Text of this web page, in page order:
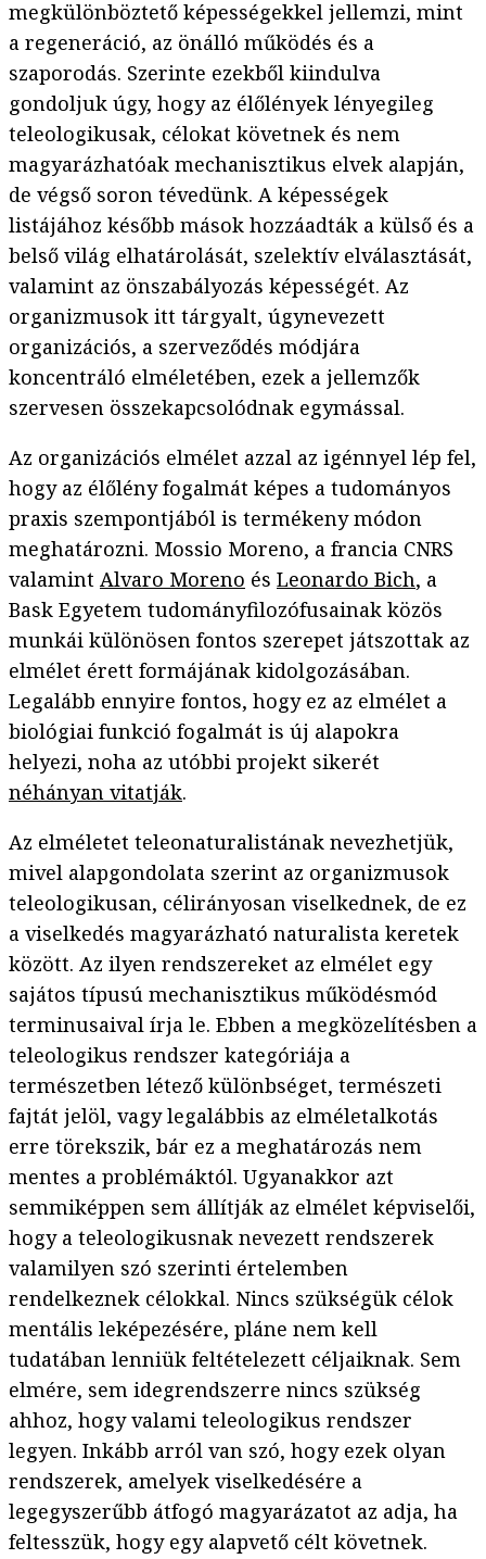
megkülönböztető képességekkel jellemzi, mint
a regeneráció, az önálló működés és a
szaporodás. Szerinte ezekből kiindulva
gondoljuk úgy, hogy az élőlények lényegileg
teleologikusak, célokat követnek és nem
magyarázhatóak mechanisztikus elvek alapján,
de végső soron tévedünk. A képességek
listájához később mások hozzáadták a külső és a
belső világ elhatárolását, szelektív elválasztását,
valamint az önszabályozás képességét. Az
organizmusok itt tárgyalt, úgynevezett
organizációs, a szerveződés módjára
koncentráló elméletében, ezek a jellemzők
szervesen összekapcsolódnak egymással.
Az organizációs elmélet azzal az igénnyel lép fel,
hogy az élőlény fogalmát képes a tudományos
praxis szempontjából is termékeny módon
meghatározni. Mossio Moreno, a francia CNRS
valamint Alvaro Moreno és Leonardo Bich, a
Bask Egyetem tudományfilozófusainak közös
munkái különösen fontos szerepet játszottak az
elmélet érett formájának kidolgozásában.
Legalább ennyire fontos, hogy ez az elmélet a
biológiai funkció fogalmát is új alapokra
helyezi, noha az utóbbi projekt sikerét
néhányan vitatják.
Az elméletet teleonaturalistának nevezhetjük,
mivel alapgondolata szerint az organizmusok
teleologikusan, célirányosan viselkednek, de ez
a viselkedés magyarázható naturalista keretek
között. Az ilyen rendszereket az elmélet egy
sajátos típusú mechanisztikus működésmód
terminusaival írja le. Ebben a megközelítésben a
teleologikus rendszer kategóriája a
természetben létező különbséget, természeti
fajtát jelöl, vagy legalábbis az elméletalkotás
erre törekszik, bár ez a meghatározás nem
mentes a problémáktól. Ugyanakkor azt
semmiképpen sem állítják az elmélet képviselői,
hogy a teleologikusnak nevezett rendszerek
valamilyen szó szerinti értelemben
rendelkeznek célokkal. Nincs szükségük célok
mentális leképezésére, pláne nem kell
tudatában lenniük feltételezett céljaiknak. Sem
elmére, sem idegrendszerre nincs szükség
ahhoz, hogy valami teleologikus rendszer
legyen. Inkább arról van szó, hogy ezek olyan
rendszerek, amelyek viselkedésére a
legegyszerűbb átfogó magyarázatot az adja, ha
feltesszük, hogy egy alapvető célt követnek.